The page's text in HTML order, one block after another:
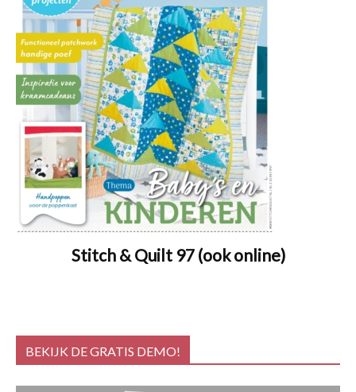
Stitch & Quilt 97 (ook online)
BEKIJK DE GRATIS DEMO!